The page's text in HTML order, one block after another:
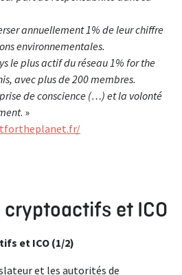
annuellement 1% de leur chiffre
environnementales.
le plus actif du réseau 1% for the
avec plus de 200 membres.
de conscience (…) et la volonté
. »
et ICO
et ICO (1/2)
et les autorités de